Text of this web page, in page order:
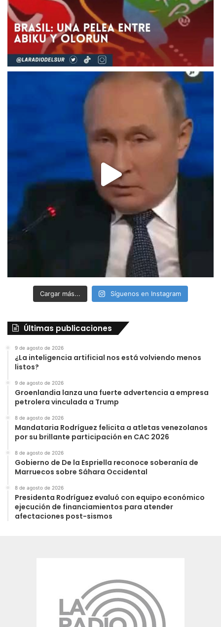
Cargar más... Síguenos en Instagram
Últimas publicaciones
9 de agosto de 2026
¿La inteligencia artificial nos está volviendo menos
listos?
9 de agosto de 2026
Groenlandia lanza una fuerte advertencia a empresa
petrolera vinculada a Trump
8 de agosto de 2026
Mandataria Rodríguez felicita a atletas venezolanos
por su brillante participación en CAC 2026
8 de agosto de 2026
Gobierno de De la Espriella reconoce soberanía de
Marruecos sobre Sáhara Occidental
8 de agosto de 2026
Presidenta Rodríguez evaluó con equipo económico
ejecución de financiamientos para atender
afectaciones post-sismos